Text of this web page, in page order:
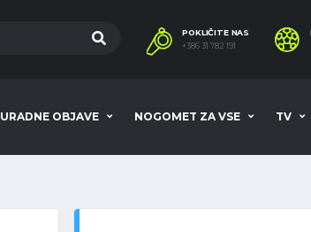
POKLIČITE NAS
+386 31 782 191
URADNE OBJAVE NOGOMET ZA VSE TV